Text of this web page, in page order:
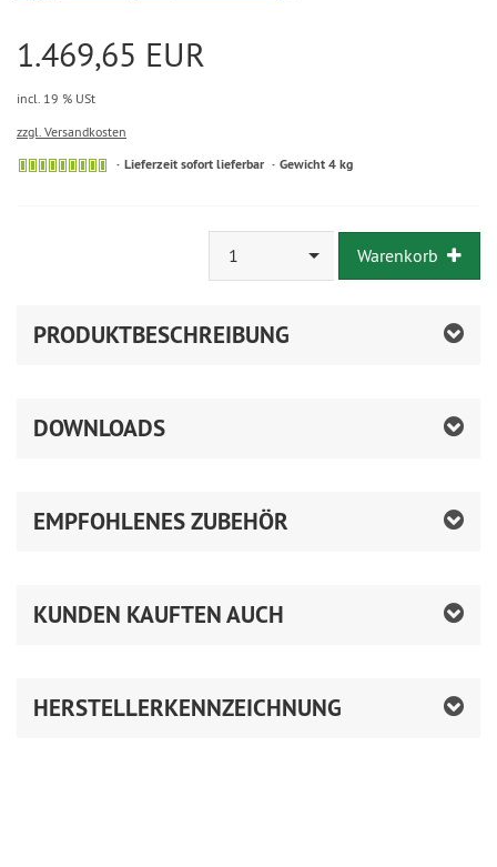
1.469,65 EUR
incl. 19 % USt
zzgl. Versandkosten
Lieferzeit sofort lieferbar Gewicht 4 kg
1 Warenkorb
PRODUKTBESCHREIBUNG
DOWNLOADS
EMPFOHLENES ZUBEHÖR
KUNDEN KAUFTEN AUCH
HERSTELLERKENNZEICHNUNG